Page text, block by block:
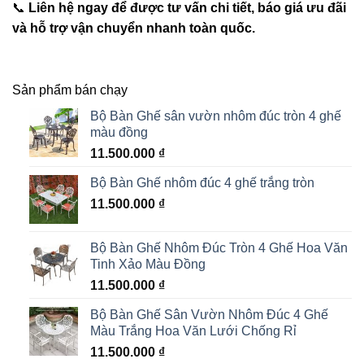
📞 Liên hệ ngay để được tư vấn chi tiết, báo giá ưu đãi
và hỗ trợ vận chuyển nhanh toàn quốc.
Sản phẩm bán chạy
Bộ Bàn Ghế sân vườn nhôm đúc tròn 4 ghế
màu đồng
11.500.000 ₫
Bộ Bàn Ghế nhôm đúc 4 ghế trắng tròn
11.500.000 ₫
Bộ Bàn Ghế Nhôm Đúc Tròn 4 Ghế Hoa Văn
Tinh Xảo Màu Đồng
11.500.000 ₫
Bộ Bàn Ghế Sân Vườn Nhôm Đúc 4 Ghế
Màu Trắng Hoa Văn Lưới Chống Rỉ
11.500.000 ₫